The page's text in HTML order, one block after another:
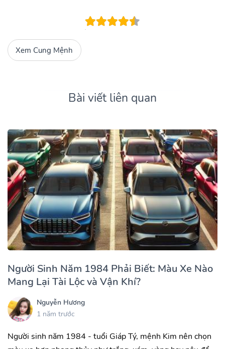
Xem Cung Mệnh
Bài viết liên quan
Người Sinh Năm 1984 Phải Biết: Màu Xe Nào
Mang Lại Tài Lộc và Vận Khí?
Nguyễn Hương
1 năm trước
Người sinh năm 1984 - tuổi Giáp Tý, mệnh Kim nên chọn